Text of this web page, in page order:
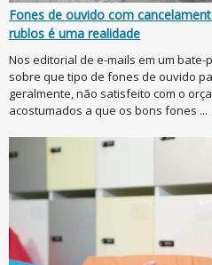
Fones de ouvido com
rublos é uma realidade
Nos editorial de e-mails em um
sobre que tipo de fones de ouvido
geralmente, não satisfeito com o
acostumados a que os bons fones ...